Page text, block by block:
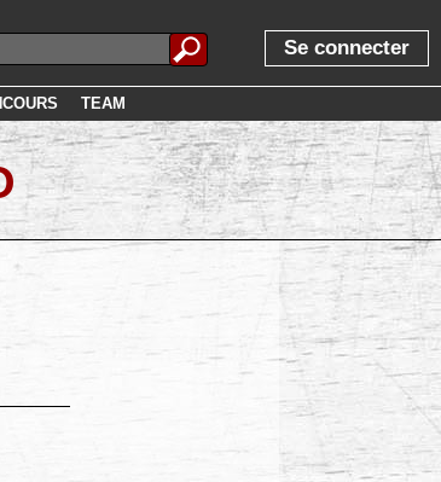
Se connecter
TEAM